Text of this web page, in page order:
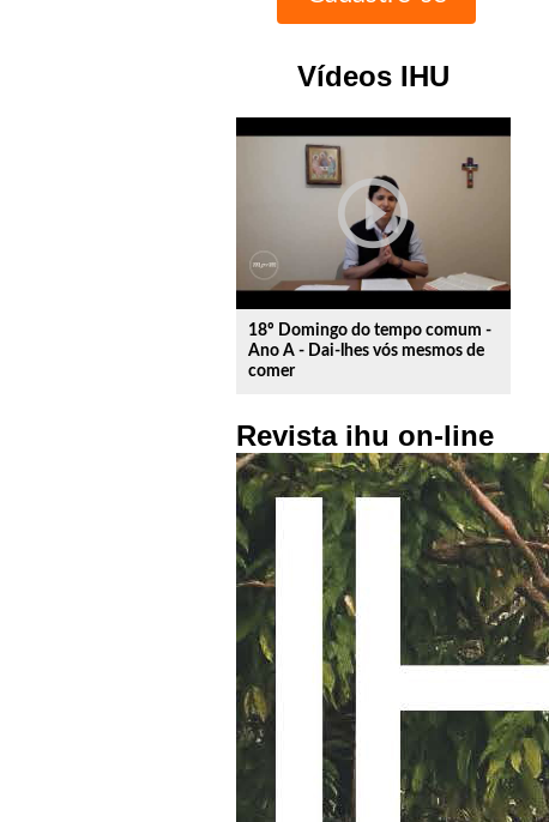
Vídeos IHU
play_circle_outline
18º Domingo do tempo comum -
Ano A - Dai-lhes vós mesmos de
comer
Revista ihu on-line